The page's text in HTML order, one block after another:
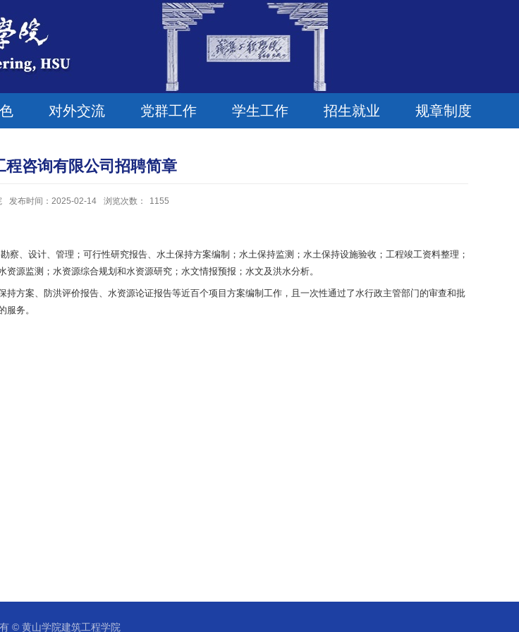
对外交流 党群工作 学生工作 招生就业 规章制度
程咨询有限公司招聘简章
发布时间：2025-02-14 浏览次数： 1155
察、设计、管理；可行性研究报告、水土保持方案编制；水土保持监测；水土保持设施验收；工程竣工资料整理；
源监测；水资源综合规划和水资源研究；水文情报预报；水文及洪水分析。
方案、防洪评价报告、水资源论证报告等近百个项目方案编制工作，且一次性通过了水行政主管部门的审查和批
服务。
©️ 黄山学院建筑工程学院